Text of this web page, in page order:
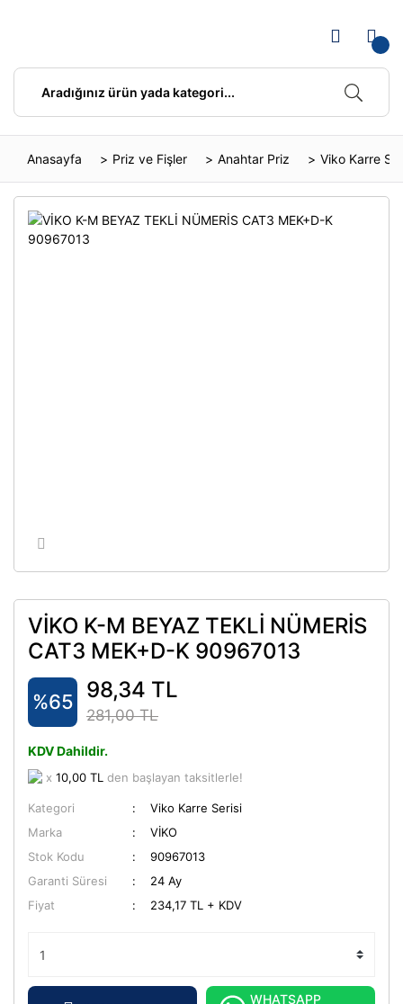
Anasayfa Priz ve Fişler Anahtar Priz Viko Karre
VİKO K-M BEYAZ TEKLİ NÜMERİS
CAT3 MEK+D-K 90967013
%65 98,34 TL
281,00 TL
KDV Dahildir.
x 10,00 TL den başlayan taksitlerle!
Kategori
Viko Karre Serisi
Marka
VİKO
Stok Kodu
90967013
Garanti Süresi
24 Ay
Fiyat
234,17 TL + KDV
WHATSAPP